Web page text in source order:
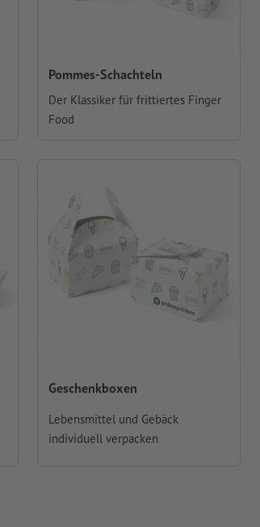
Pommes-Schachteln
Der Klassiker für frittiertes Finger
Food
Geschenkboxen
Lebensmittel und Gebäck
individuell verpacken